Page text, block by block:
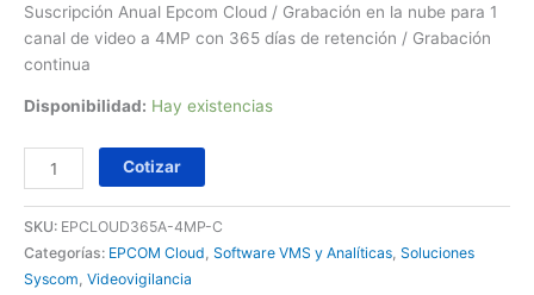
Suscripción Anual Epcom Cloud / Grabación en la nube para 1
canal de video a 4MP con 365 días de retención / Grabación
continua
Disponibilidad: Hay existencias
Cotizar
SKU: EPCLOUD365A-4MP-C
Categorías: EPCOM Cloud, Software VMS y Analíticas, Soluciones
Syscom, Videovigilancia